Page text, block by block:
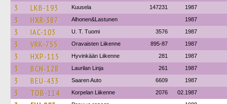
3 LKB-193 Kuusela 147231 1987
3 HXR-387 Alhonen&Lastunen 1987
3 IAC-103 U. T. Tuomi 3576 1987
3 VRK-755 Oravaisten Liikenne 895-87 1987
3 HXP-115 Hyvinkään Liikenne 281 1987
3 BCN-128 Laurilan Linja 261 1987
3 BEU-433 Saaren Auto 6609 1987
3 TOB-114 Korpelan Liikenne 2076 02.1987